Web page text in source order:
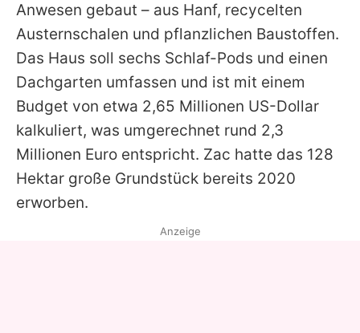
Anwesen gebaut – aus Hanf, recycelten
Austernschalen und pflanzlichen Baustoffen.
Das Haus soll sechs Schlaf-Pods und einen
Dachgarten umfassen und ist mit einem
Budget von etwa 2,65 Millionen US-Dollar
kalkuliert, was umgerechnet rund 2,3
Millionen Euro entspricht. Zac hatte das 128
Hektar große Grundstück bereits 2020
erworben.
Anzeige